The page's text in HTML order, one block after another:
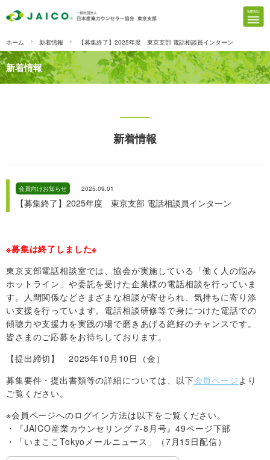
ホーム 新着情報 【募集終了】2025年度 東京支部 電話相談員インターン
新着情報
新着情報
会員向けお知らせ 2025.09.01
【募集終了】2025年度 東京支部 電話相談員インターン
※募集は終了しました※
東京支部電話相談室では、協会が実施している「働く人の悩み
ホットライン」や委託を受けた企業様の電話相談を行っていま
す。人間関係などさまざまな相談が寄せられ、気持ちに寄り添
い支援を行っています。電話相談研修等で身につけた電話での
傾聴力や支援力を実践の場で磨きあげる絶好のチャンスです。
皆さまのご応募をお待ちしております。
【提出締切】 2025年10月10日（金）
募集要件・提出書類等の詳細については、以下会員ページより
ご覧ください。
※会員ページへのログイン方法は以下をご覧ください。
・『JAICO産業カウンセリング 7-8月号』49ページ下部
・「いまここTokyoメールニュース」（7月15日配信）